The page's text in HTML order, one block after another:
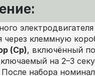
через клеммную
(Ср), включённый
на 2–3
После набора